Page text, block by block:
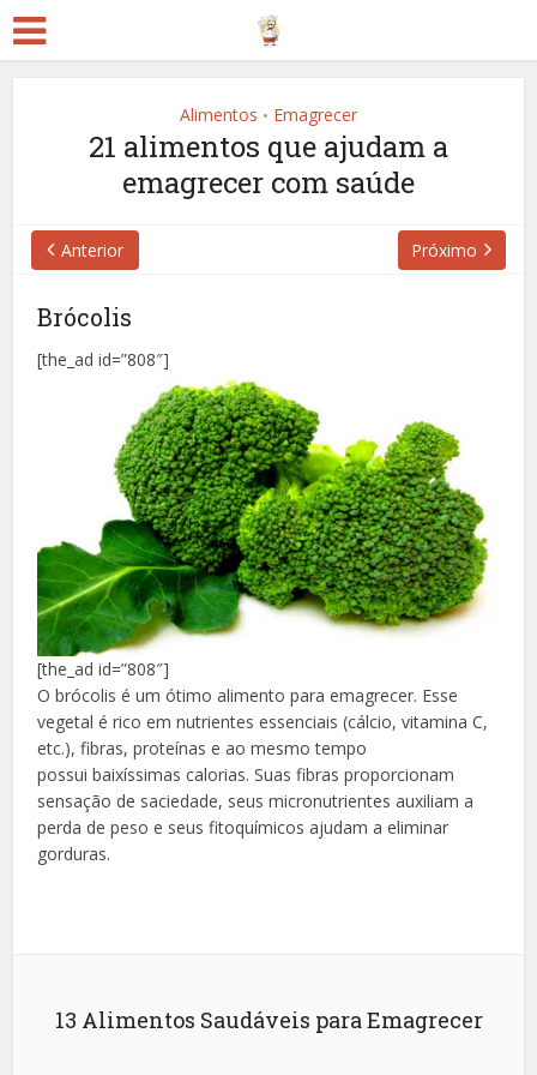
Alimentos • Emagrecer
21 alimentos que ajudam a
emagrecer com saúde
Anterior Próximo
Brócolis
[the_ad id=”808″]
[the_ad id=”808″]
O brócolis é um ótimo alimento paraemagrecer. Esse
vegetal é rico em nutrientes essenciais (cálcio, vitamina C,
etc.), fibras, proteínas e ao mesmo tempo
possui baixíssimas calorias. Suas fibras proporcionam
sensação de saciedade, seus micronutrientes auxiliam a
perda de peso e seus fitoquímicos ajudam a eliminar
gorduras.
13 Alimentos Saudáveis para Emagrecer